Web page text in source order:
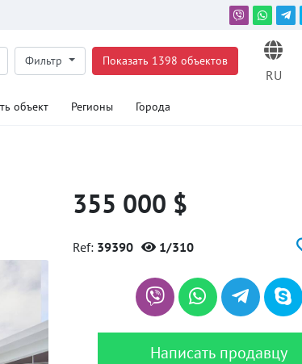
Фильтр Показать 1398 объектов
RU
объект Регионы Города
355 000 $
Ref: 39390 1/310
Написать продавцу